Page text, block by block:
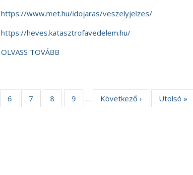
https://www.met.hu/idojaras/veszelyjelzes/
https://heves.katasztrofavedelem.hu/
OLVASS TOVÁBB
Oldal
6 Oldal
7 Oldal
8 Oldal
9 …
Következő
oldal
Következő ›
Utolsó
oldal
Utolsó »